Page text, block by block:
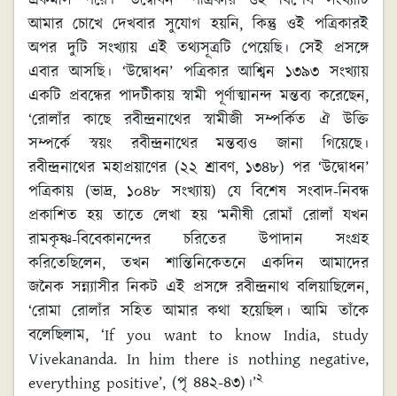
আমার চোখে দেখবার সুযোগ হয়নি, কিন্তু ওই পত্রিকারই
অপর দুটি সংখ্যায় এই তথ্যসূত্রটি পেয়েছি। সেই প্রসঙ্গে
এবার আসছি। ‘উদ্বোধন’ পত্রিকার আশ্বিন ১৩৯৩ সংখ্যায়
একটি প্রবন্ধের পাদটীকায় স্বামী পূর্ণাত্মানন্দ মন্তব্য করেছেন,
‘রোলাঁর কাছে রবীন্দ্রনাথের স্বামীজী সম্পর্কিত ঐ উক্তি
সম্পর্কে স্বয়ং রবীন্দ্রনাথের মন্তব্যও জানা গিয়েছে।
রবীন্দ্রনাথের মহাপ্রয়াণের (২২ শ্রাবণ, ১৩৪৮) পর ‘উদ্বোধন’
পত্রিকায় (ভাদ্র, ১০৪৮ সংখ্যায়) যে বিশেষ সংবাদ-নিবন্ধ
প্রকাশিত হয় তাতে লেখা হয় ‘মনীষী রোমাঁ রোলাঁ যখন
রামকৃষ্ণ-বিবেকানন্দের চরিতের উপাদান সংগ্রহ
করিতেছিলেন, তখন শান্তিনিকেতনে একদিন আমাদের
জনৈক সন্ন্যাসীর নিকট এই প্রসঙ্গে রবীন্দ্রনাথ বলিয়াছিলেন,
‘রোমা রোলাঁর সহিত আমার কথা হয়েছিল। আমি তাঁকে
বলেছিলাম, ‘If you want to know India, study
Vivekananda. In him there is nothing negative,
everything positive’, (পৃ ৪৪২-৪৩)।’২